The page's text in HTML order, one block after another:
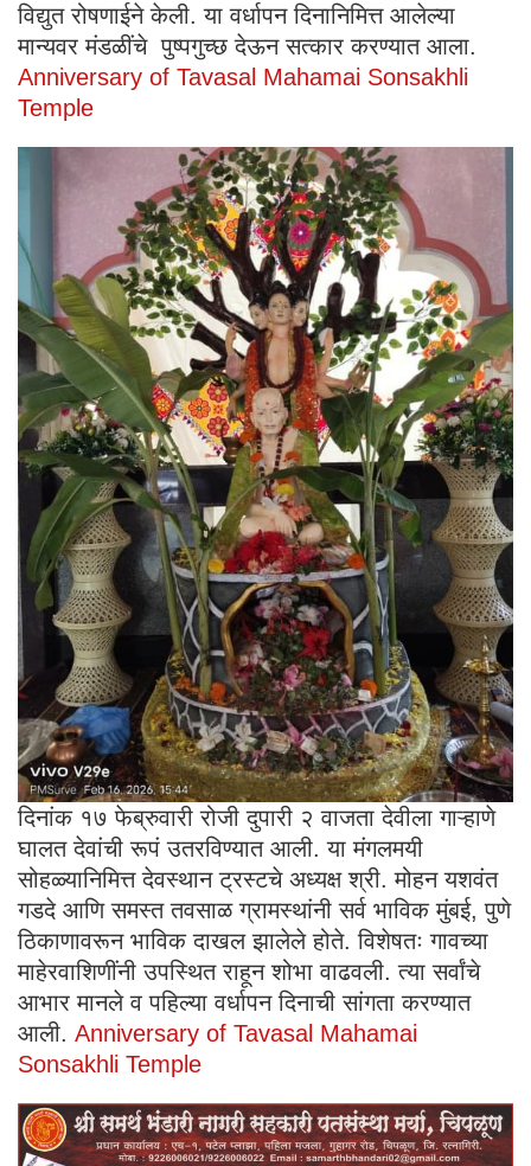
विद्युत रोषणाईने केली. या वर्धापन दिनानिमित्त आलेल्या
मान्यवर मंडळींचे पुष्पगुच्छ देऊन सत्कार करण्यात आला.
Anniversary of Tavasal Mahamai Sonsakhli
Temple
दिनांक १७ फेब्रुवारी रोजी दुपारी २ वाजता देवीला गाऱ्हाणे
घालत देवांची रूपं उतरविण्यात आली. या मंगलमयी
सोहळ्यानिमित्त देवस्थान ट्रस्टचे अध्यक्ष श्री. मोहन यशवंत
गडदे आणि समस्त तवसाळ ग्रामस्थांनी सर्व भाविक मुंबई, पुणे
ठिकाणावरून भाविक दाखल झालेले होते. विशेषतः गावच्या
माहेरवाशिणींनी उपस्थित राहून शोभा वाढवली. त्या सर्वांचे
आभार मानले व पहिल्या वर्धापन दिनाची सांगता करण्यात
आली. Anniversary of Tavasal Mahamai
Sonsakhli Temple